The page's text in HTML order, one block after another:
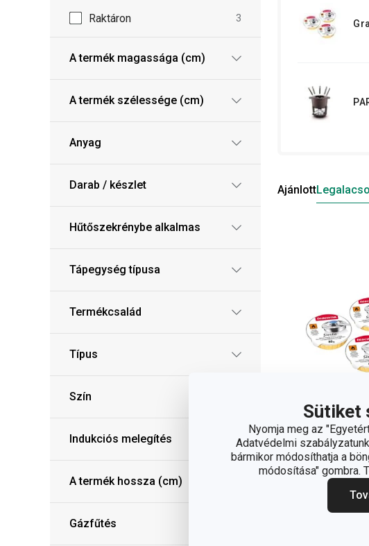
Sütiket
Nyomja meg az
Adatvédelmi
bármikor módosíthatja a
módosítása" gombra.
Raktáron 3
A termék magassága (cm)
A termék szélessége (cm)
Anyag
Darab / készlet
Hűtőszekrénybe alkalmas
Tápegység típusa
Termékcsalád
Típus
Szín
Indukciós melegítés
A termék hossza (cm)
Gázfűtés
Ajánlott
GrandCHEF
égőzselé, 3